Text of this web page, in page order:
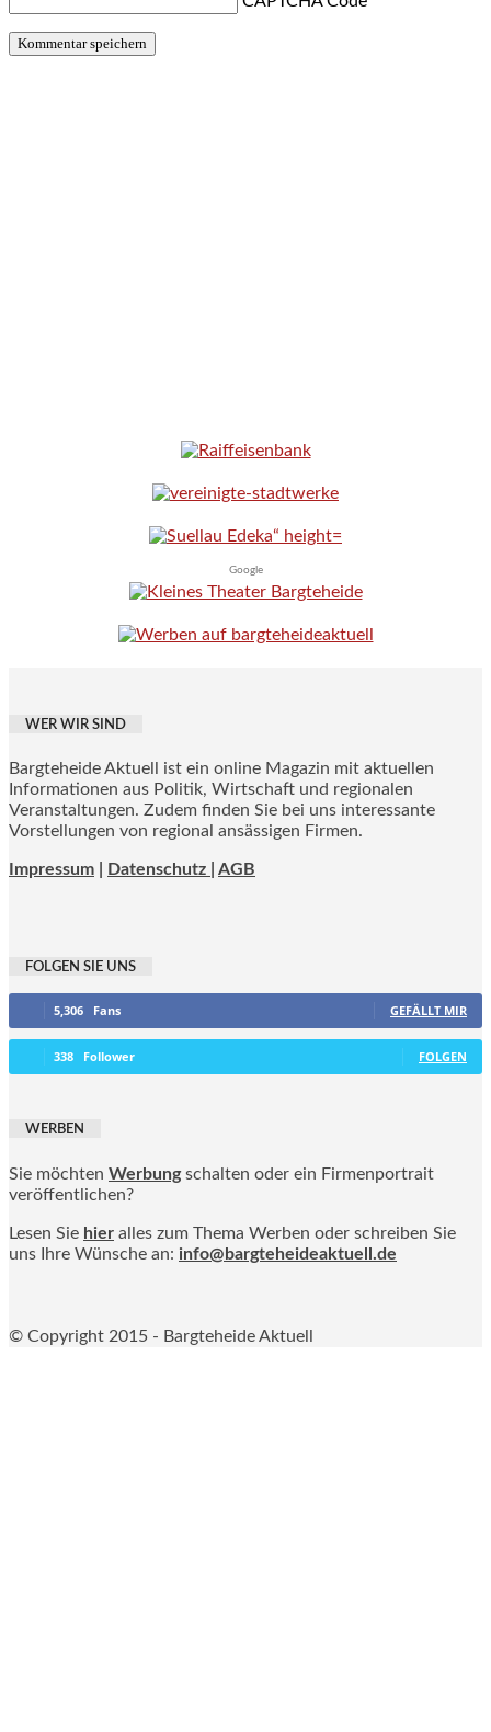
Google
WER WIR SIND
Bargteheide Aktuell ist ein online Magazin mit aktuellen
Informationen aus Politik, Wirtschaft und regionalen
Veranstaltungen. Zudem finden Sie bei uns interessante
Vorstellungen von regional ansässigen Firmen.
Impressum Datenschutz | AGB
FOLGEN SIE UNS
5,306 Fans GEFÄLLT MIR
338 Follower FOLGEN
WERBEN
Sie möchten Werbung schalten oder ein Firmenportrait
veröffentlichen?
Lesen Sie hier alles zum Thema Werben oder schreiben Sie
uns Ihre Wünsche an: info@bargteheideaktuell.de
© Copyright 2015 - Bargteheide Aktuell